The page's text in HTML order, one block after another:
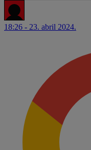
18:26 - 23. abril 2024.